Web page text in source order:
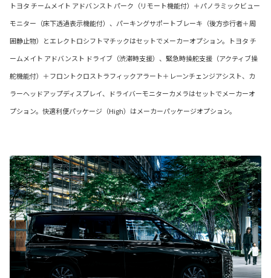
トヨタ チームメイト アドバンスト パーク（リモート機能付）＋パノラミックビュー
モニター（床下透過表示機能付）、パーキングサポートブレーキ（後方歩行者＋周
囲静止物）とエレクトロシフトマチックはセットでメーカーオプション。トヨタ チ
ームメイト アドバンスト ドライブ（渋滞時支援）、緊急時操舵支援（アクティブ操
舵機能付）＋フロントクロストラフィックアラート＋レーンチェンジアシスト、カ
ラーヘッドアップディスプレイ、ドライバーモニターカメラはセットでメーカーオ
プション。快適利便パッケージ（High）はメーカーパッケージオプション。